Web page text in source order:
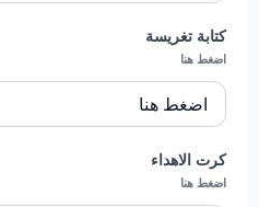
والمناسبات العائلية .
تصميم مرن ومبتكر
مع إمكانية استبدال الفازة
جمال التقديم في كل الأحوال.
ملائمة لمختلف المناسبات
كتابة تغريسة
اضغط هنا
كرت الاهداء
اضغط هنا